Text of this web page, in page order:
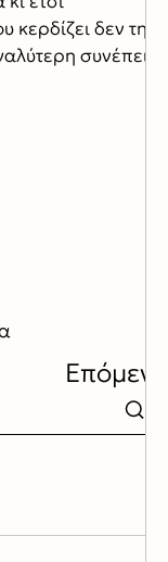
κερδίζει δεν την
συνέπεια.
Επόμενο